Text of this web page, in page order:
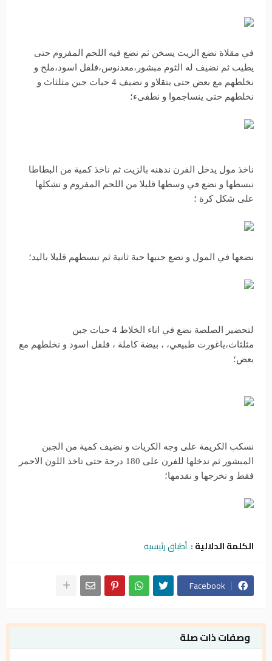
في مقلاة نضع الزيت يسخن ثم نضع فيه اللحم المفروم حتى
يطيب ثم نضيف له الثوم مبشور،معدنوس،فلفل اسود،ملح و
نخلطهم مع بعض حتى يتقلاو و نضيف 4 حبات جبن مثلثاث و
نخلطهم حتى ينساجموا و نطفىء؛
ناخذ مول يدخل الفرن ندهنه بالزيت ثم ناخذ كمية من البطاطا
نبسطها و نضع في وسطها قليلا من اللحم المفروم و نشكلها
على شكل كرة ؛
نضعها في المول و نضع جنبها حبة ثانية ثم نبسطهم قليلا باليد؛
لتحضير الصلصة نضع في اناء الخلاط 4 حبات جبن
مثلثاث،ياغورت طبيعي، ، بيضة كاملة ، فلفل اسود و نخلطهم مع
بعض؛
نسكب الكريمة على وجه الكريات و نضيف كمية من الجبن
المبشور ثم ندخلها للفرن على 180 درجة حتى تاخذ اللون الاحمر
فقط و نخرجها و نقدمها؛
الكلمة الدلالية : أطباق رئيسية
Facebook
وصفات ذات صلة